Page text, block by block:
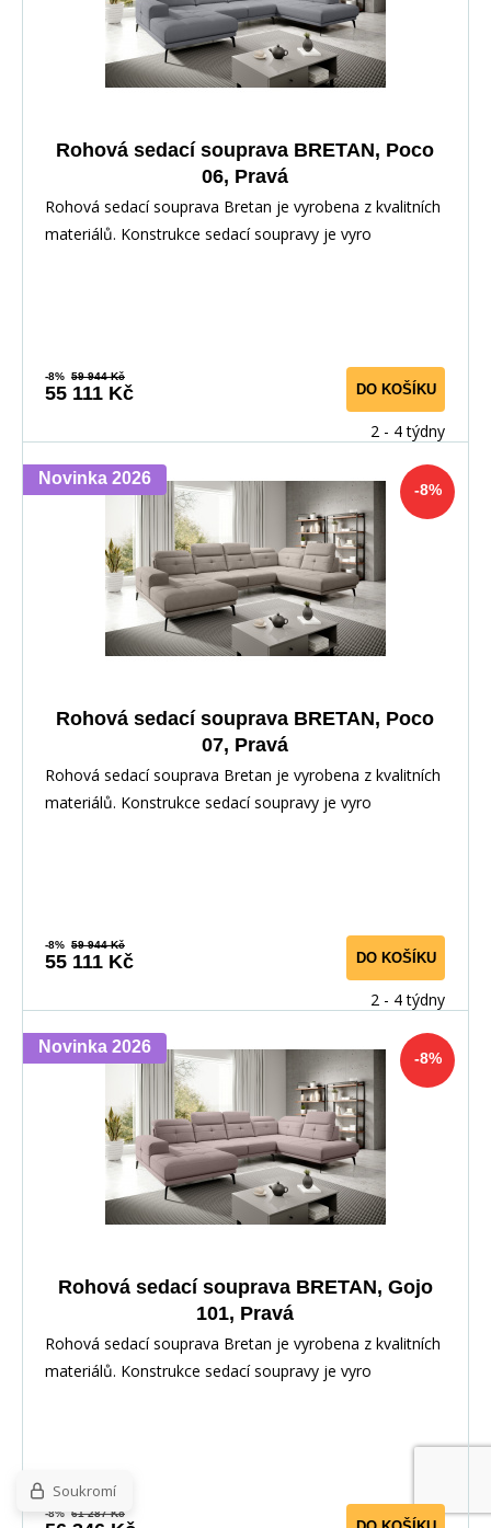
Rohová sedací souprava BRETAN, Poco
06, Pravá
Rohová sedací souprava Bretan je vyrobena z kvalitních
materiálů. Konstrukce sedací soupravy je vyro
-8% 59 944 Kč
55 111 Kč DO KOŠÍKU
2 - 4 týdny
-8%
Novinka 2026
Rohová sedací souprava BRETAN, Poco
07, Pravá
Rohová sedací souprava Bretan je vyrobena z kvalitních
materiálů. Konstrukce sedací soupravy je vyro
-8% 59 944 Kč
55 111 Kč DO KOŠÍKU
2 - 4 týdny
-8%
Novinka 2026
Rohová sedací souprava BRETAN, Gojo
101, Pravá
Rohová sedací souprava Bretan je vyrobena z kvalitních
materiálů. Konstrukce sedací soupravy je vyro
-8% 61 287 Kč
Soukromí